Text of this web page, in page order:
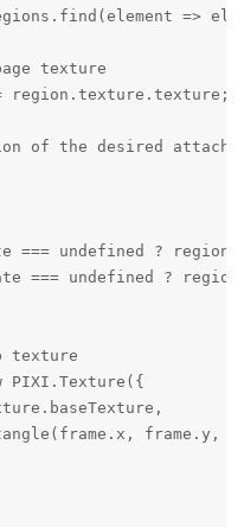
=>
texture
region.texture.texture;
of the desired
=== undefined ?
=== undefined ?
texture
PIXI.Texture({
frame.y,